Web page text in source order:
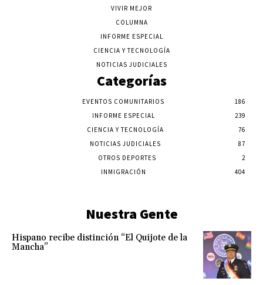
VIVIR MEJOR
COLUMNA
INFORME ESPECIAL
CIENCIA Y TECNOLOGÍA
NOTICIAS JUDICIALES
Categorías
EVENTOS COMUNITARIOS
186
INFORME ESPECIAL
239
CIENCIA Y TECNOLOGÍA
76
NOTICIAS JUDICIALES
87
OTROS DEPORTES
2
INMIGRACIÓN
404
Nuestra Gente
Hispano recibe distinción “El Quijote de la
Mancha”